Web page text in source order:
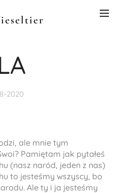
2020
ale mnie tym
Pamiętam jak pytałeś
(nasz naród, jeden z nas)
to jesteśmy wszyscy, bo
Ale ty i ja jesteśmy